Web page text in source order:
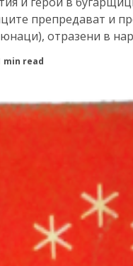
препредават и
отразени в
min read